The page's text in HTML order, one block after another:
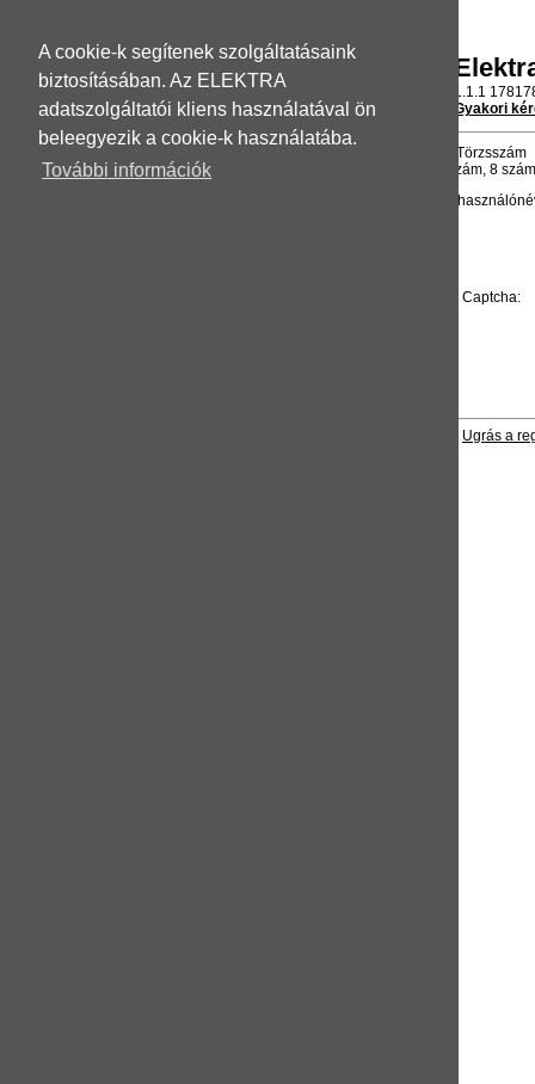
A cookie-k segítenek szolgáltatásaink
biztosításában. Az ELEKTRA
adatszolgáltatói kliens használatával ön
beleegyezik a cookie-k használatába.
További információk
1.1.1
Gyakori
Törzsszám
(KSH szám, 8
Captcha:
Ugrás a